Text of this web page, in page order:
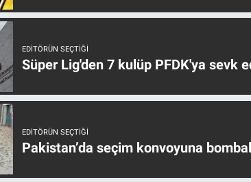
EDITÖRÜN SEÇTIĞI
Süper Lig'den 7 kulüp PFDK'ya sevk
EDITÖRÜN SEÇTIĞI
Pakistan’da seçim konvoyuna